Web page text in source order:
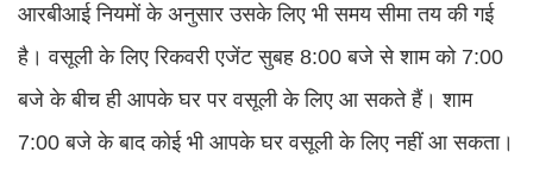
आरबीआई नियमों के अनुसार उसके लिए भी समय सीमा तय की गई
है। वसूली के लिए रिकवरी एजेंट सुबह 8:00 बजे से शाम को 7:00
बजे के बीच ही आपके घर पर वसूली के लिए आ सकते हैं। शाम
7:00 बजे के बाद कोई भी आपके घर वसूली के लिए नहीं आ सकता।